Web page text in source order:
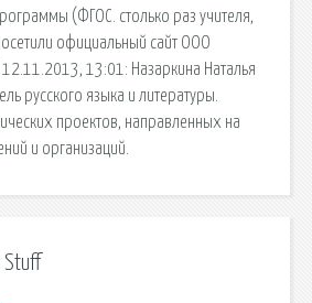
(ФГОС. столько раз учителя,
официальный сайт ООО
13:01: Назаркина Наталья
русского языка и литературы.
проектов, направленных на
и организаций.
Stuff